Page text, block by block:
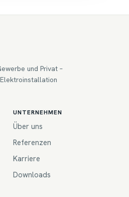
und Privat –
UNTERNEHMEN
Über uns
Referenzen
Karriere
Downloads